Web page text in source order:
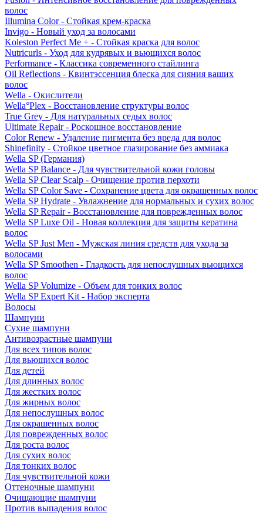
волос
Illumina Color - Стойкая крем-краска
Invigo - Новый уход за волосами
Koleston Perfect Me + - Стойкая краска для волос
Nutricurls - Уход для кудрявых и вьющихся волос
Performance - Классика современного стайлинга
Oil Reflections - Квинтэссенция блеска для сияния ваших
волос
Wella - Окислители
Wella°Plex - Восстановление структуры волос
True Grey - Для натуральных седых волос
Ultimate Repair - Роскошное восстановление
Color Renew - Удаление пигмента без вреда для волос
Shinefinity - Стойкое цветное глазирование без аммиака
Wella SP (Германия)
Wella SP Balance - Для чувствительной кожи головы
Wella SP Clear Scalp - Очищение против перхоти
Wella SP Color Save - Сохранение цвета для окрашенных волос
Wella SP Hydrate - Увлажнение для нормальных и сухих волос
Wella SP Repair - Восстановление для поврежденных волос
Wella SP Luxe Oil - Новая коллекция для защиты кератина
волос
Wella SP Just Men - Мужская линия средств для ухода за
волосами
Wella SP Smoothen - Гладкость для непослушных вьющихся
волос
Wella SP Volumize - Объем для тонких волос
Wella SP Expert Kit - Набор эксперта
Волосы
Шампуни
Сухие шампуни
Антивозрастные шампуни
Для всех типов волос
Для вьющихся волос
Для детей
Для длинных волос
Для жестких волос
Для жирных волос
Для непослушных волос
Для окрашенных волос
Для поврежденных волос
Для роста волос
Для сухих волос
Для тонких волос
Для чувствительной кожи
Оттеночные шампуни
Очищающие шампуни
Против выпадения волос